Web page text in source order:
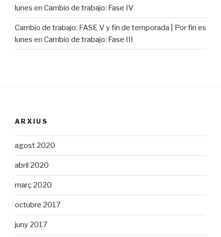
lunes en Cambio de trabajo: Fase IV
Cambio de trabajo: FASE V y fin de temporada | Por fin es
lunes en Cambio de trabajo: Fase III
ARXIUS
agost 2020
abril 2020
març 2020
octubre 2017
juny 2017